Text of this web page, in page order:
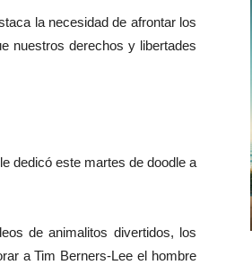
la necesidad de afrontar los
nuestros derechos y libertades
dedicó este martes de doodle a
de animalitos divertidos, los
a Tim Berners-Lee el hombre